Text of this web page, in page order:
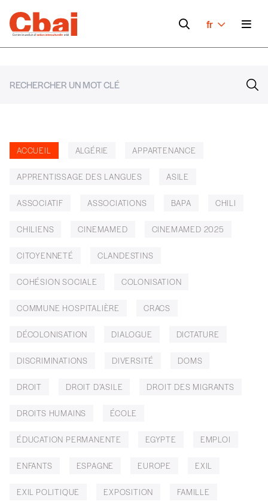
fr
ACCUEIL ALGÉRIE APPARTENANCE
APPRENTISSAGE DES LANGUES ASILE
ASSOCIATIF ASSOCIATIONS BAPA CHILI
CHILIENS CINEMAMED CINEMAMED 2025
CITOYENNETÉ CLANDESTINS
COHÉSION SOCIALE COLONISATION
COMMUNE HOSPITALIÈRE CRACS
DÉCOLONISATION DIALOGUE DICTATURE
DISCRIMINATIONS DIVERSITÉ DOMS
DROIT DROIT D’ASILE DROIT DES MIGRANTS
DROITS HUMAINS ÉCOLE
ÉDUCATION PERMANENTE EGYPTE EMPLOI
ENFANTS ESPAGNE EUROPE EXIL
EXIL POLITIQUE EXPOSITION FAMILLE